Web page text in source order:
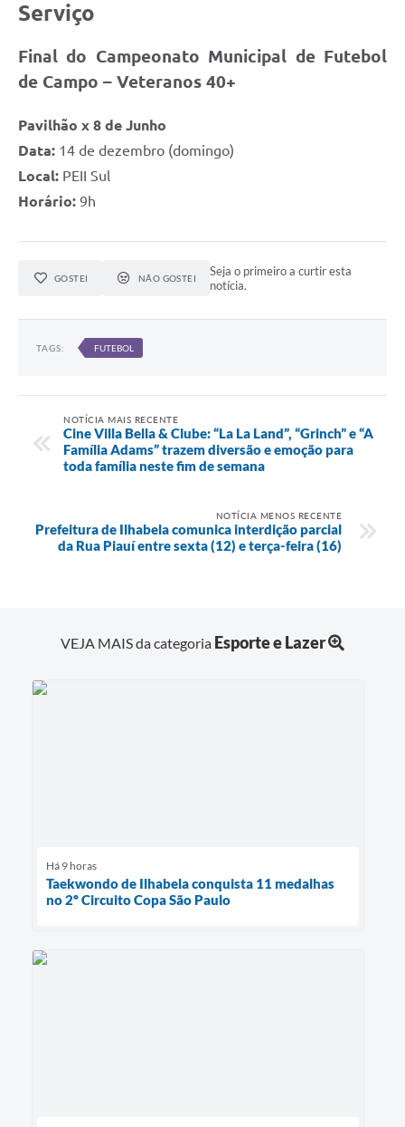
Serviço
Final do Campeonato Municipal de Futebol
de Campo – Veteranos 40+
Pavilhão x 8 de Junho
Data: 14 de dezembro (domingo)
Local: PEII Sul
Horário: 9h
GOSTEI NÃO GOSTEI
Seja o primeiro a curtir esta
notícia.
TAGS: FUTEBOL
NOTÍCIA MAIS RECENTE
Cine Villa Bella & Clube: “La La Land”, “Grinch” e “A
Família Adams” trazem diversão e emoção para
toda família neste fim de semana
NOTÍCIA MENOS RECENTE
Prefeitura de Ilhabela comunica interdição parcial
da Rua Piauí entre sexta (12) e terça-feira (16)
VEJA MAIS da categoria Esporte e Lazer
Há 9 horas
Taekwondo de Ilhabela conquista 11 medalhas
no 2º Circuito Copa São Paulo